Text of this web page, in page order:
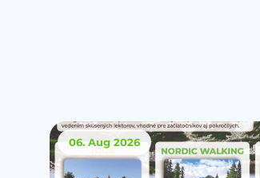
06. Aug 2026